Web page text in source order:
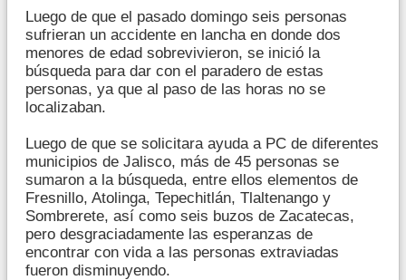
Luego de que el pasado domingo seis personas
sufrieran un accidente en lancha en donde dos
menores de edad sobrevivieron, se inició la
búsqueda para dar con el paradero de estas
personas, ya que al paso de las horas no se
localizaban.
Luego de que se solicitara ayuda a PC de diferentes
municipios de Jalisco, más de 45 personas se
sumaron a la búsqueda, entre ellos elementos de
Fresnillo, Atolinga, Tepechitlán, Tlaltenango y
Sombrerete, así como seis buzos de Zacatecas,
pero desgraciadamente las esperanzas de
encontrar con vida a las personas extraviadas
fueron disminuyendo.